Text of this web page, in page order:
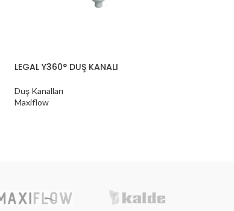
LEGAL Y360° DUŞ KANALI
Duş Kanalları
Maxiflow